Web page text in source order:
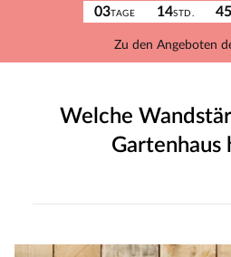
03TAGE 14STD. 45
Zu den Angeboten
Welche
Gartenhaus